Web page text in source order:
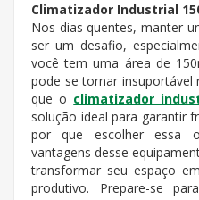
Climatizador Industrial
Nos dias quentes, manter
ser um desafio,
você tem uma área de
pode se tornar insuportável
que o climatizador
solução ideal para garantir
por que escolher essa
vantagens desse
transformar seu espaço
produtivo. Prepare-se